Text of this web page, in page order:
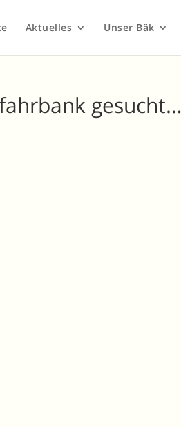
Aktuelles Unser Bäk